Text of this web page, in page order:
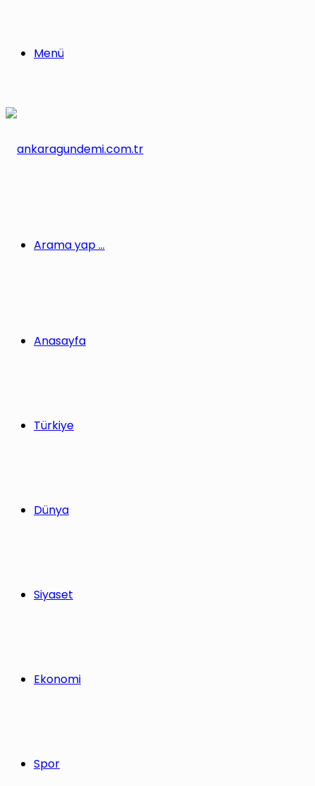
Menü
Arama yap ...
Anasayfa
Türkiye
Dünya
Siyaset
Ekonomi
Spor